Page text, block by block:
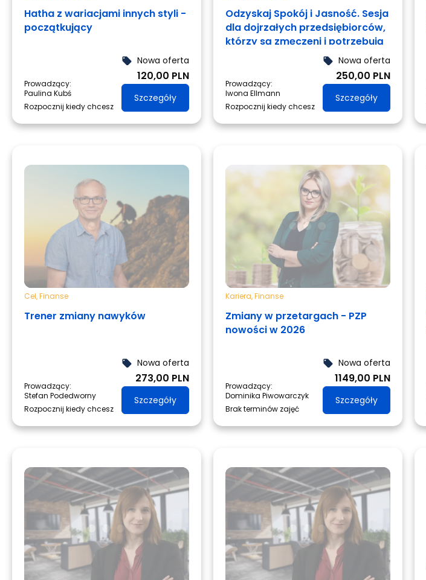
Hatha z wariacjami innych styli -
początkujący
Prowadzący:
Paulina Kubś
Rozpocznij kiedy chcesz
local_offer Nowa oferta
120,00 PLN
Szczegóły
Odzyskaj Spokój i Jasność. Sesja
dla dojrzałych przedsiębiorców,
którzy są zmęczeni i potrzebują
Prowadzący:
Iwona Ellmann
Rozpocznij kiedy chcesz
local_offer Nowa oferta
250,00 PLN
Szczegóły
Cel,Finanse
Trener zmiany nawyków
Prowadzący:
Stefan Podedworny
Rozpocznij kiedy chcesz
local_offer Nowa oferta
273,00 PLN
Szczegóły
Kariera,Finanse
Zmiany w przetargach - PZP
nowości w 2026
Prowadzący:
Dominika Piwowarczyk
Brak terminów zajęć
local_offer Nowa oferta
1149,00 PLN
Szczegóły